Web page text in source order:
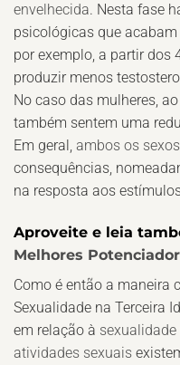
envelhecida. Nesta fase
psicológicas que
por exemplo, a partir dos
produzir menos
No caso das mulheres,
também sentem uma
Em geral, ambos os sexos
consequências,
na resposta aos
Aproveite e leia
Melhores
Como é então a maneira
Sexualidade na Terceira
em relação à
atividades sexuais